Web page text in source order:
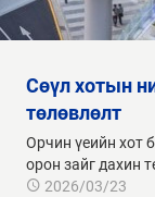
сөүл хотын нийтийн орон зайн дахин
төлөвлөлт
Орчин үеийн хот
орон зайг дахин
2026/03/23